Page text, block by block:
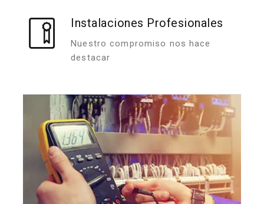
Instalaciones Profesionales
Nuestro compromiso nos hace
destacar